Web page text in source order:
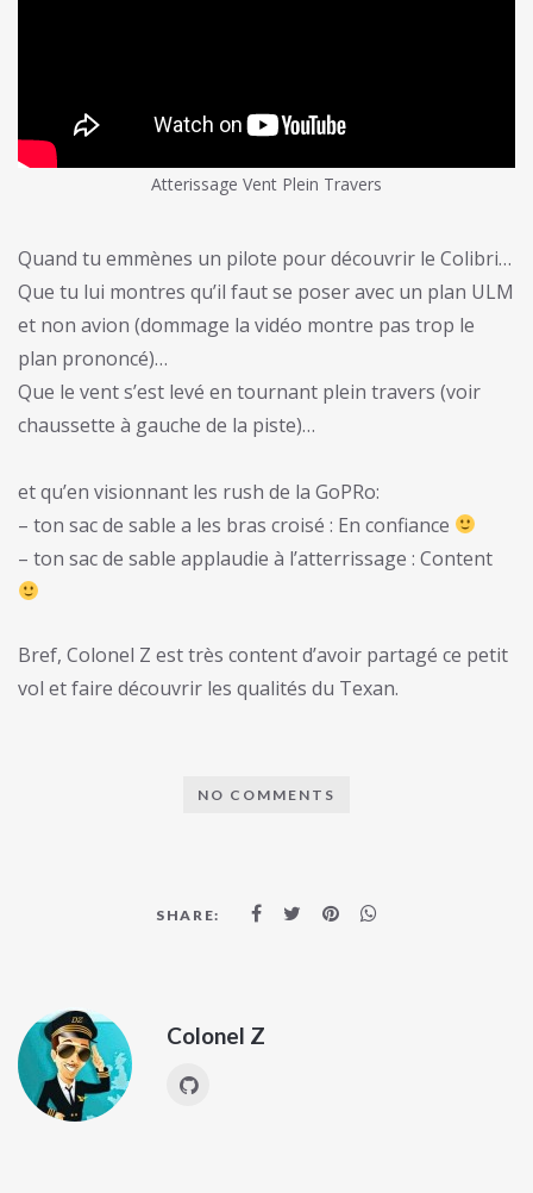
Atterissage Vent Plein Travers
Quand tu emmènes un pilote pour découvrir le Colibri…
Que tu lui montres qu’il faut se poser avec un plan ULM
et non avion (dommage la vidéo montre pas trop le
plan prononcé)…
Que le vent s’est levé en tournant plein travers (voir
chaussette à gauche de la piste)…
et qu’en visionnant les rush de la GoPRo:
– ton sac de sable a les bras croisé : En confiance
– ton sac de sable applaudie à l’atterrissage : Content
Bref, Colonel Z est très content d’avoir partagé ce petit
vol et faire découvrir les qualités du Texan.
NO COMMENTS
SHARE:
Colonel Z